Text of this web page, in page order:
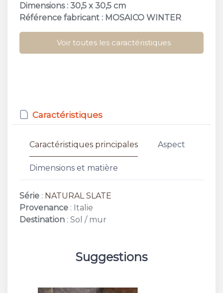
Dimensions : 30,5 x 30,5 cm
Référence fabricant : MOSAICO WINTER
Voir toutes les caractéristiques
Caractéristiques
Caractéristiques principales Aspect
Dimensions et matière
Série : NATURAL SLATE
Provenance : Italie
Destination : Sol / mur
Suggestions